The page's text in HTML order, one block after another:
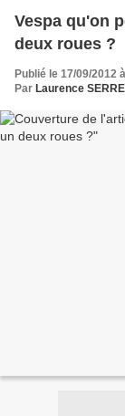
Vespa qu'on
deux roues ?
Publié le 17/09/2012
Par Laurence